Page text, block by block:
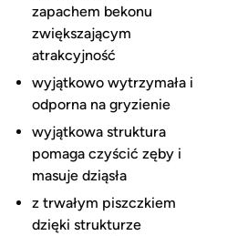
zapachem bekonu
zwiększającym
atrakcyjność
wyjątkowo wytrzymała i
odporna na gryzienie
wyjątkowa struktura
pomaga czyścić zęby i
masuje dziąsła
z trwałym piszczkiem
dzięki strukturze